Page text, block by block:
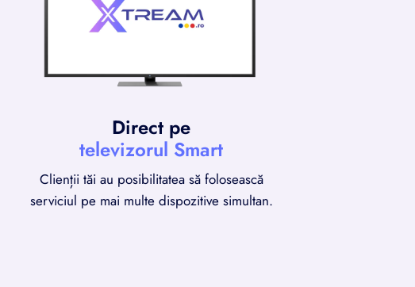
Direct pe
televizorul Smart
Clienții tăi au posibilitatea să folosească
serviciul pe mai multe dispozitive simultan.